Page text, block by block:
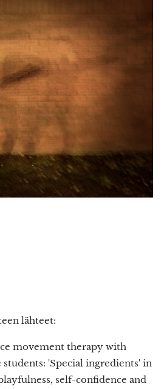
lähteet:
movement therapy with
students: 'Special ingredients' in
self-confidence and